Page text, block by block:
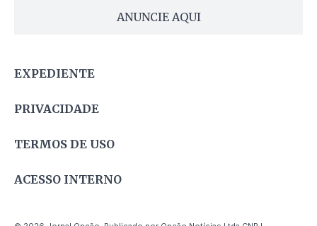
ANUNCIE AQUI
EXPEDIENTE
PRIVACIDADE
TERMOS DE USO
ACESSO INTERNO